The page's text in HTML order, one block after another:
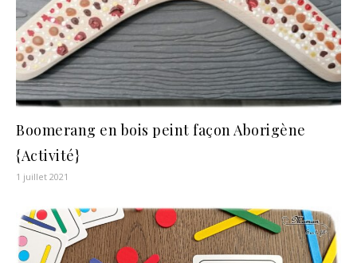
Boomerang en bois peint façon Aborigène
{Activité}
1 juillet 2021